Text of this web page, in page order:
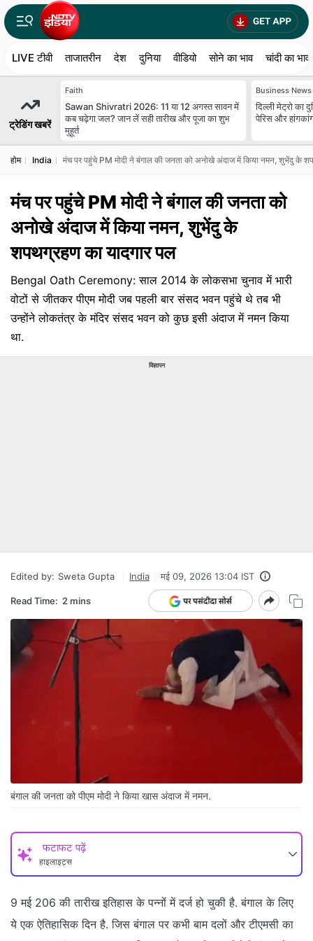
LIVE टीवी ताजातरीन देश दुनिया वीडियो सोने का भाव चांदी का भाव
ट्रेडिंग खबरें
Faith
Sawan Shivratri 2026: 11 या 12 अगस्त सावन में
कब चढ़ेगा जल? जान लें सही तारीख और पूजा का शुभ
मुहूर्त
Business News
दिल्ली मेट्रो का
पेरिस और
होम India मंच पर पहुंचे PM मोदी ने बंगाल की जनता को अनोखे अंदाज में किया नमन, शुभेंदु के
मंच पर पहुंचे PM मोदी ने बंगाल की जनता को
अनोखे अंदाज में किया नमन, शुभेंदु के
शपथग्रहण का यादगार पल
Bengal Oath Ceremony: साल 2014 के लोकसभा चुनाव में भारी
वोटों से जीतकर पीएम मोदी जब पहली बार संसद भवन पहुंचे थे तब भी
उन्होंने लोकतंत्र के मंदिर संसद भवन को कुछ इसी अंदाज में नमन किया
था.
विज्ञापन
Edited by: Sweta Gupta India मई 09, 2026 13:04 IST
Read Time: 2 mins
बंगाल की जनता को पीएम मोदी ने किया खास अंदाज में नमन.
फटाफट पढ़ें
हाइलाइट्स
9 मई 206 की तारीख इतिहास के पन्नों में दर्ज हो चुकी है. बंगाल के लिए
ये एक ऐतिहासिक दिन है. जिस बंगाल पर कभी बाम दलों और टीएमसी का